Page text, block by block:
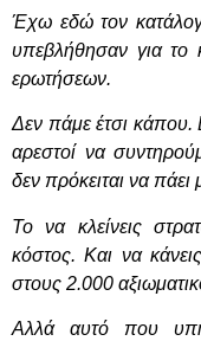
Έχω εδώ τον
υπεβλήθησαν για το
ερωτήσεων.
Δεν πάμε έτσι κάπου.
αρεστοί να
δεν πρόκειται να
Το να κλείνεις
κόστος. Και να
στους 2.000
Αλλά αυτό που